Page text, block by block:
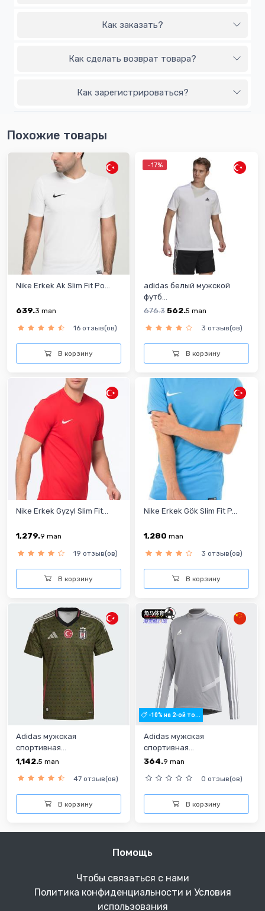
Как заказать?
Как сделать возврат товара?
Как зарегистрироваться?
Похожие товары
Nike Erkek Ak Slim Fit Po...
639.3 man
16 отзыв(ов)
В корзину
-17%
adidas белый мужской
футб...
676.3 562.5 man
3 отзыв(ов)
В корзину
Nike Erkek Gyzyl Slim Fit...
1,279.9 man
19 отзыв(ов)
В корзину
Nike Erkek Gök Slim Fit P...
1,280 man
3 отзыв(ов)
В корзину
Adidas мужская
спортивная...
1,142.5 man
47 отзыв(ов)
В корзину
-10% на 2-ой то...
Adidas мужская
спортивная...
364.9 man
0 отзыв(ов)
В корзину
Помощь
Чтобы связаться с нами
Политика конфиденциальности и Условия
использования